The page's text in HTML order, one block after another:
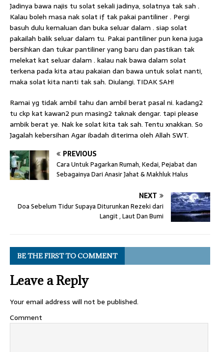
Jadinya bawa najis tu solat sekali jadinya, solatnya tak sah .
Kalau boleh masa nak solat if tak pakai pantiliner . Pergi
basuh dulu kemaluan dan buka seluar dalam . siap solat
pakailah balik seluar dalam tu. Pakai pantiliner pun kena juga
bersihkan dan tukar pantiliner yang baru dan pastikan tak
melekat kat seluar dalam . kalau nak bawa dalam solat
terkena pada kita atau pakaian dan bawa untuk solat nanti,
maka solat kita nanti tak sah. Diulangi. TIDAK SAH!
Ramai yg tidak ambil tahu dan ambil berat pasal ni. kadang2
tu ckp kat kawan2 pun masing2 taknak dengar. tapi please
ambik berat ye. Nak ke solat kita tak sah. Tentu xnakkan. So
Jagalah kebersihan Agar ibadah diterima oleh Allah SWT.
PREVIOUS
Cara Untuk Pagarkan Rumah, Kedai, Pejabat dan
Sebagainya Dari Anasir Jahat & Makhluk Halus
NEXT
Doa Sebelum Tidur Supaya Diturunkan Rezeki dari
Langit , Laut Dan Bumi
BE THE FIRST TO COMMENT
Leave a Reply
Your email address will not be published.
Comment